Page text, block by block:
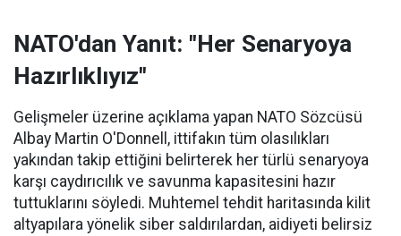
NATO'dan Yanıt: "Her Senaryoya
Hazırlıklıyız"
Gelişmeler üzerine açıklama yapan NATO Sözcüsü
Albay Martin O'Donnell, ittifakın tüm olasılıkları
yakından takip ettiğini belirterek her türlü senaryoya
karşı caydırıcılık ve savunma kapasitesini hazır
tuttuklarını söyledi. Muhtemel tehdit haritasında kilit
altyapılara yönelik siber saldırılardan, aidiyeti belirsiz